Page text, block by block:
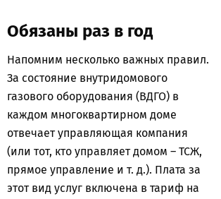
Обязаны раз в год
Напомним несколько важных правил.
За состояние внутридомового
газового оборудования (ВДГО) в
каждом многоквартирном доме
отвечает управляющая компания
(или тот, кто управляет домом – ТСЖ,
прямое управление и т. д.). Плата за
этот вид услуг включена в тариф на